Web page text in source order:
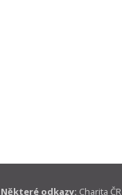
Některé odkazy: Charita ČR